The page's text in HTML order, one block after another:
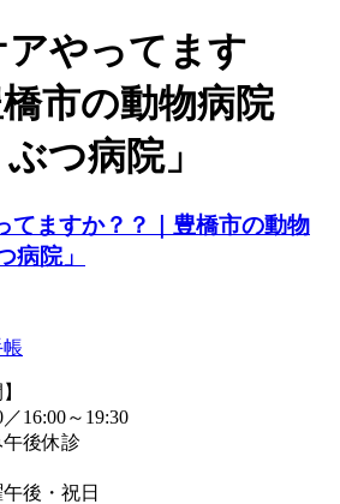
やってます
市の動物病院
つ病院」
16:00～19:30
後休診
後・祝日